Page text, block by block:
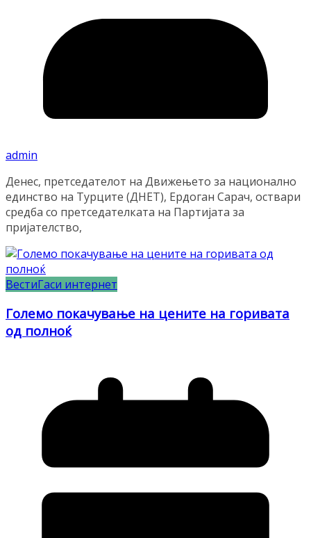
admin
Денес, претседателот на Движењето за национално
единство на Турците (ДНЕТ), Ердоган Сарач, оствари
средба со претседателката на Партијата за
пријателство,
ВестиГаси интернет
Големо покачување на цените на горивата
од полноќ